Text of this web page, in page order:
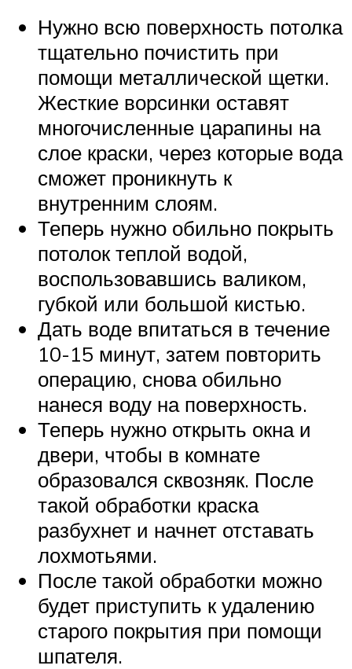
Нужно всю поверхность потолка
тщательно почистить при
помощи металлической щетки.
Жесткие ворсинки оставят
многочисленные царапины на
слое краски, через которые вода
сможет проникнуть к
внутренним слоям.
Теперь нужно обильно покрыть
потолок теплой водой,
воспользовавшись валиком,
губкой или большой кистью.
Дать воде впитаться в течение
10-15 минут, затем повторить
операцию, снова обильно
нанеся воду на поверхность.
Теперь нужно открыть окна и
двери, чтобы в комнате
образовался сквозняк. После
такой обработки краска
разбухнет и начнет отставать
лохмотьями.
После такой обработки можно
будет приступить к удалению
старого покрытия при помощи
шпателя.